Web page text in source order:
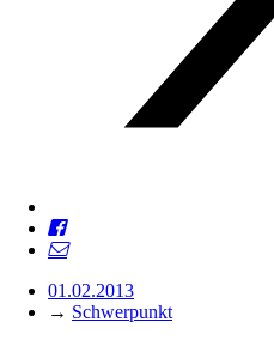
01.02.2013
→ Schwerpunkt